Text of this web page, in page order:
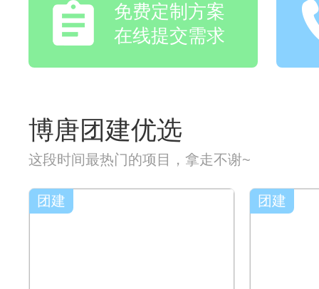
免费定制方案
在线提交需求
博唐团建优选
这段时间最热门的项目，拿走不谢~
团建 团建